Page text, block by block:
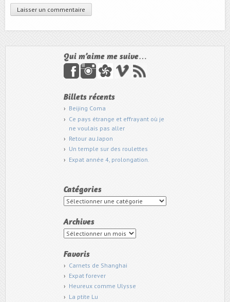
Qui m’aime me suive…
Billets récents
Beijing Coma
Ce pays étrange et effrayant où je
ne voulais pas aller
Retour au Japon
Un temple sur des roulettes
Expat année 4, prolongation.
Catégories
Catégories
Archives
Archives
Favoris
Carnets de Shanghai
Expat forever
Heureux comme Ulysse
La ptite Lu